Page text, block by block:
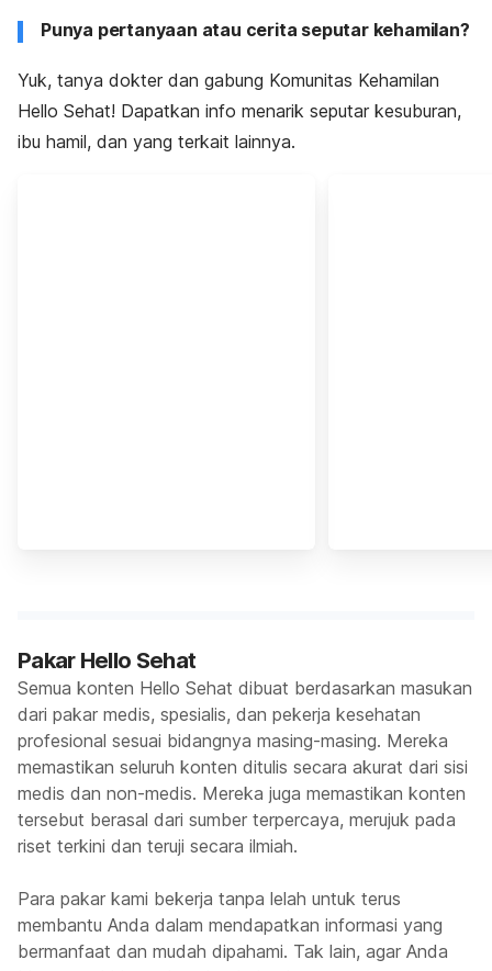
Punya pertanyaan atau cerita seputar kehamilan?
Yuk, tanya dokter dan gabung Komunitas Kehamilan
Hello Sehat! Dapatkan info menarik seputar kesuburan,
ibu hamil, dan yang terkait lainnya.
Pakar Hello Sehat
Semua konten Hello Sehat dibuat berdasarkan masukan
dari pakar medis, spesialis, dan pekerja kesehatan
profesional sesuai bidangnya masing-masing. Mereka
memastikan seluruh konten ditulis secara akurat dari sisi
medis dan non-medis. Mereka juga memastikan konten
tersebut berasal dari sumber terpercaya, merujuk pada
riset terkini dan teruji secara ilmiah.
Para pakar kami bekerja tanpa lelah untuk terus
membantu Anda dalam mendapatkan informasi yang
bermanfaat dan mudah dipahami. Tak lain, agar Anda